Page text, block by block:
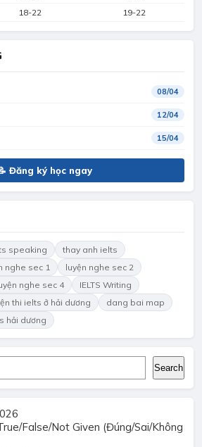
18-22 19-22
08/04
12/04
15/04
Đăng ký học ngay
speaking
thay anh ielts
nghe sec 1
luyện nghe sec 2
nghe sec 4
IELTS Writing
thi ielts ở hải dương
dang bai map
hải dương
Search
False/Not Given (Đúng/Sai/Không